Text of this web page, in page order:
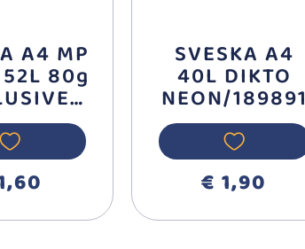
A4 MP
80g
SVESKA A4
40L DIKTO
NEON/189891
€ 1,90